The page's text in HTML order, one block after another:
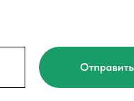
Отправить